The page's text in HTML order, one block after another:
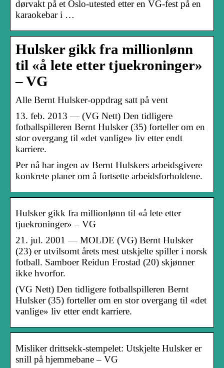
dørvakt på et Oslo-utested etter en VG-fest på en
karaokebar i …
Hulsker gikk fra millionlønn
til «å lete etter tjuekroninger»
– VG
Alle Bernt Hulsker-oppdrag satt på vent
13. feb. 2013 — (VG Nett) Den tidligere
fotballspilleren Bernt Hulsker (35) forteller om en
stor overgang til «det vanlige» liv etter endt
karriere.
Per nå har ingen av Bernt Hulskers arbeidsgivere
konkrete planer om å fortsette arbeidsforholdene.
Hulsker gikk fra millionlønn til «å lete etter
tjuekroninger» – VG
21. jul. 2001 — MOLDE (VG) Bernt Hulsker
(23) er utvilsomt årets mest utskjelte spiller i norsk
fotball. Samboer Reidun Frostad (20) skjønner
ikke hvorfor.
(VG Nett) Den tidligere fotballspilleren Bernt
Hulsker (35) forteller om en stor overgang til «det
vanlige» liv etter endt karriere.
Misliker drittsekk-stempelet: Utskjelte Hulsker er
snill på hjemmebane – VG